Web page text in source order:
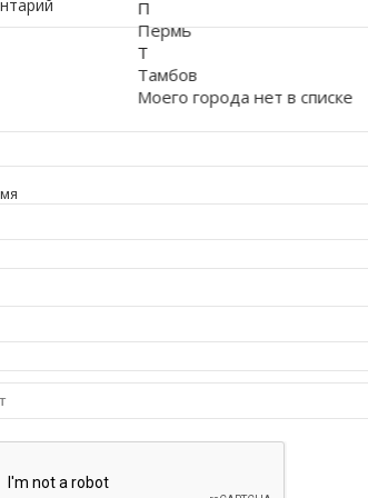
П
Пермь
Т
Тамбов
Моего города нет в списке